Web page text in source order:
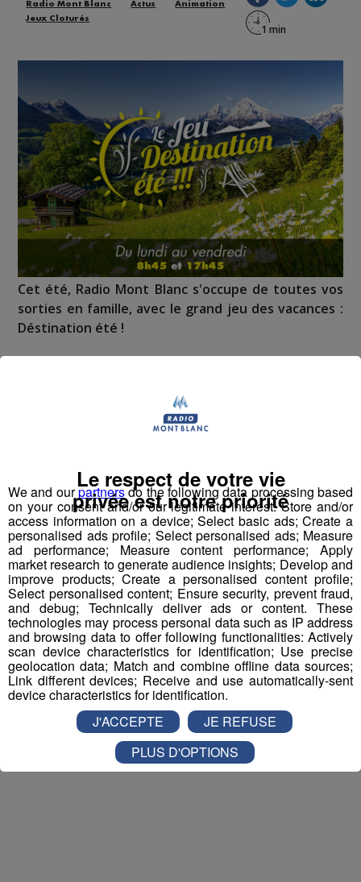
Radio Mont Blanc Actus
Animation
Jeux Cloturés
Cet été, Radio Mont Blanc s'occupe de toutes vos
sorties en famille, avec le grand jeu des vacances :
Déstination été !
Déstination été ! Une question...une destination !
bon choix entre les 3 réponses pour repartir avec vos
entrées pour un maximum d'activités dans la région !
Inscription par téléphone toute la journée pour
participer aux 2 tirages au sort par jour à 8h45 et 17h45.
Appelez le standard au 04 50 58 24 09
Pour cette semaine on vous offre vos entrées pour vous
et la personne de votre choix pourWALIBI RHONE
ALPES!
Nathan est allé tester pour vousVerticalp Émosson,
dans la Vallée du Trient:
We and ourpartnersdo the following data processing based
on your consent and/or our legitimate interest: Store and/or
access information on a device; Select basic ads; Create a
personalised ads profile; Select personalised ads; Measure
ad performance; Measure content performance; Apply
market research to generate audience insights; Develop and
improve products; Create a personalised content profile;
Select personalised content; Ensure security, prevent fraud,
and debug; Technically deliver ads or content. These
technologies may process personal data such as IP address
and browsing data to offer following functionalities: Actively
scan device characteristics for identification; Use precise
geolocation data; Match and combine offline data sources;
Link different devices; Receive and use automatically-sent
device characteristics for identification.
Le respect de votre vie
privée est notre priorité
J'ACCEPTE
JE REFUSE
PLUS D'OPTIONS